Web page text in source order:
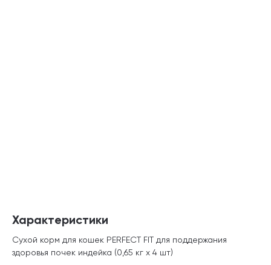
Характеристики
Сухой корм для кошек PERFECT FIT для поддержания
здоровья почек индейка (0,65 кг х 4 шт)